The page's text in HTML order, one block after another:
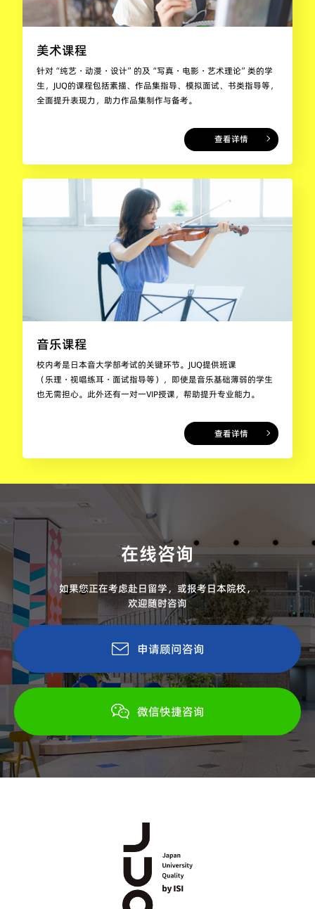
美术课程
针对“纯艺・动漫・设计”的及“写真・电影・艺术理论”类的学
生，JUQ的课程包括素描、作品集指导、模拟面试、书类指导等，
全面提升表现力，助力作品集制作与备考。
查看详情
音乐课程
校内考是日本音大学部考试的关键环节。JUQ提供班课
（乐理・视唱练耳・面试指导等），即使是音乐基础薄弱的学生
也无需担心。此外还有一对一VIP授课，帮助提升专业能力。
查看详情
在线咨询
如果您正在考虑赴日留学，或报考日本院校，
欢迎随时咨询
申请顾问咨询
微信快捷咨询